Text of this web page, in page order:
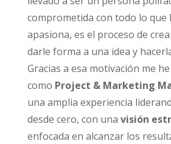
comprometida con todo lo que
apasiona, es el proceso de
darle forma a una idea y
Gracias a esa motivación me
como Project & Marketing
una amplia experiencia
desde cero, con una visión
enfocada en alcanzar los